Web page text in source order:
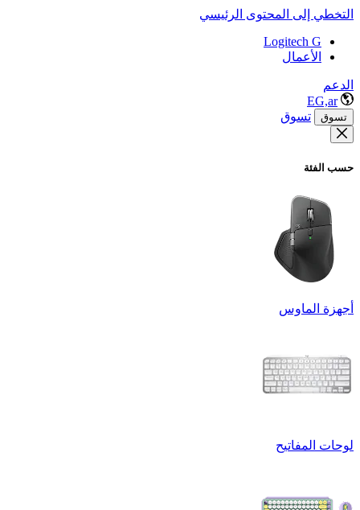
التخطي إلى المحتوى الرئيسي
Logitech G
الأعمال
الدعم
EG,ar
تسوق تسوق
حسب الفئة
أجهزة الماوس
لوحات المفاتيح